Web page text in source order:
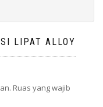
LIPAT ALLOY
Ruas yang wajib